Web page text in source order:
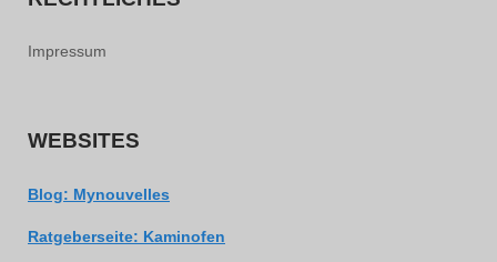
Impressum
WEBSITES
Blog: Mynouvelles
Ratgeberseite: Kaminofen